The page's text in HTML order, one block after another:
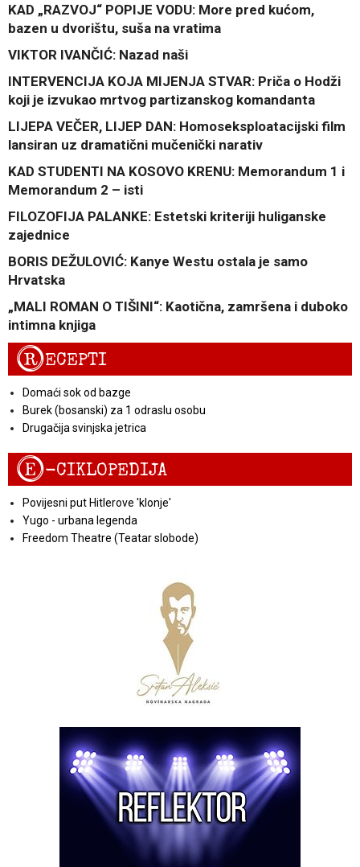
KAD „RAZVOJ“ POPIJE VODU: More pred kućom,
bazen u dvorištu, suša na vratima
VIKTOR IVANČIĆ: Nazad naši
INTERVENCIJA KOJA MIJENJA STVAR: Priča o Hodži
koji je izvukao mrtvog partizanskog komandanta
LIJEPA VEČER, LIJEP DAN: Homoseksploatacijski film
lansiran uz dramatični mučenički narativ
KAD STUDENTI NA KOSOVO KRENU: Memorandum 1 i
Memorandum 2 – isti
FILOZOFIJA PALANKE: Estetski kriteriji huliganske
zajednice
BORIS DEŽULOVIĆ: Kanye Westu ostala je samo
Hrvatska
„MALI ROMAN O TIŠINI“: Kaotična, zamršena i duboko
intimna knjiga
RECEPTI
Domaći sok od bazge
Burek (bosanski) za 1 odraslu osobu
Drugačija svinjska jetrica
E-CIKLOPEDIJA
Povijesni put Hitlerove 'klonje'
Yugo - urbana legenda
Freedom Theatre (Teatar slobode)